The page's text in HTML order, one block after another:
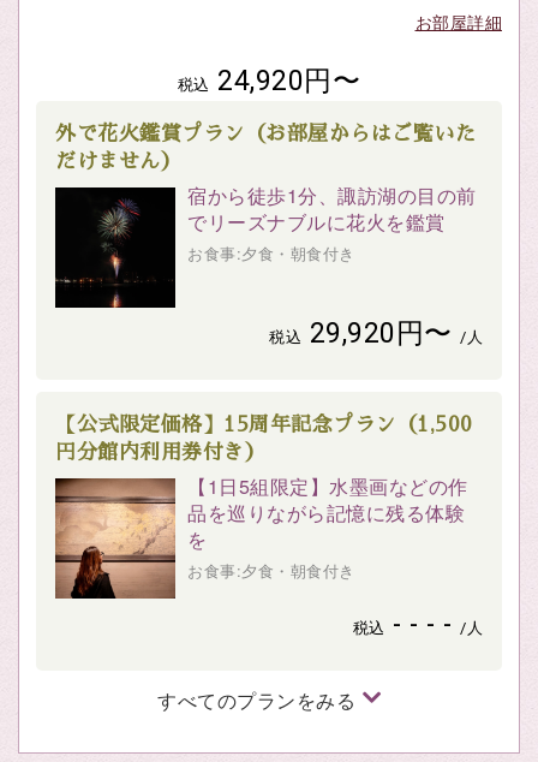
お部屋詳細
税込 24,920円〜
外で花火鑑賞プラン（お部屋からはご覧いた
だけません）
宿から徒歩1分、諏訪湖の目の前
でリーズナブルに花火を鑑賞
お食事:夕食・朝食付き
税込 29,920円〜 /人
【公式限定価格】15周年記念プラン（1,500
円分館内利用券付き）
【1日5組限定】水墨画などの作
品を巡りながら記憶に残る体験
を
お食事:夕食・朝食付き
税込 - - - - /人
すべてのプランをみる